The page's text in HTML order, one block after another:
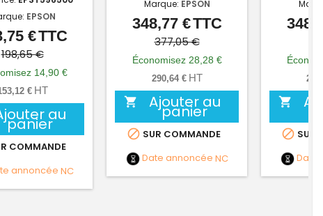
EPSON
Prix
Prix
de
base
€TTC
198,65 €
14,90 €
€ HT
au
panier
COMMANDE
annoncée NC
Marque: EPSON
Prix
Prix
de
base
348,77 €TTC
377,05 €
Économisez 28,28 €
290,64 € HT
 Ajouter au
panier
 SUR COMMANDE
Date annoncée NC

 SUR
Date